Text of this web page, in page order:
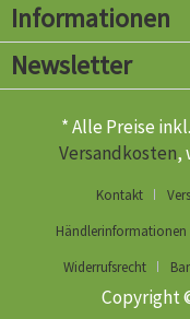
Informationen
Newsletter
* Alle Preise
Versandkosten,
Kontakt
Händlerinformationen
Widerrufsrecht
Copyright